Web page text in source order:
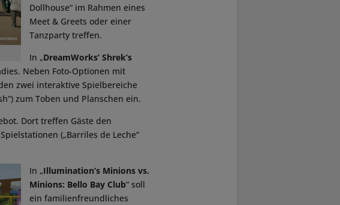
Dollhouse“ im Rahmen eines
Meet & Greets oder einer
Tanzparty treffen.
In „DreamWorks’ Shrek’s
Neben Foto-Optionen mit
zwei interaktive Spielbereiche
zum Toben und Planschen ein.
Dort treffen Gäste den
(„Barriles de Leche“
In „Illumination’s Minions vs.
Minions: Bello Bay Club“ soll
ein familienfreundliches